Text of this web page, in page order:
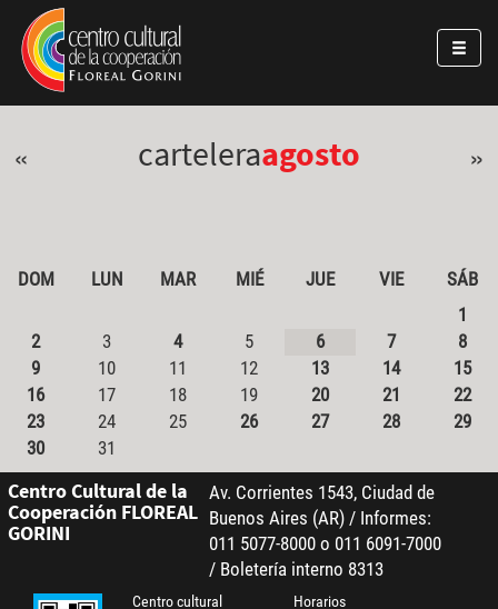
Pasar al contenido principal
Jump to main content
« carteleraagosto »
DOM LUN MAR MIÉ JUE VIE
SÁB
1
2
3 4 5 6 7
8
9
10 11 12 13 14
15
16
17 18 19 20 21
22
23
24 25 26 27 28
29
30
31
Centro Cultural de la
Cooperación FLOREAL
GORINI
Av. Corrientes 1543, Ciudad de
Buenos Aires (AR) / Informes:
011 5077-8000 o 011 6091-7000
/ Boletería interno 8313
Centro cultural
Horarios